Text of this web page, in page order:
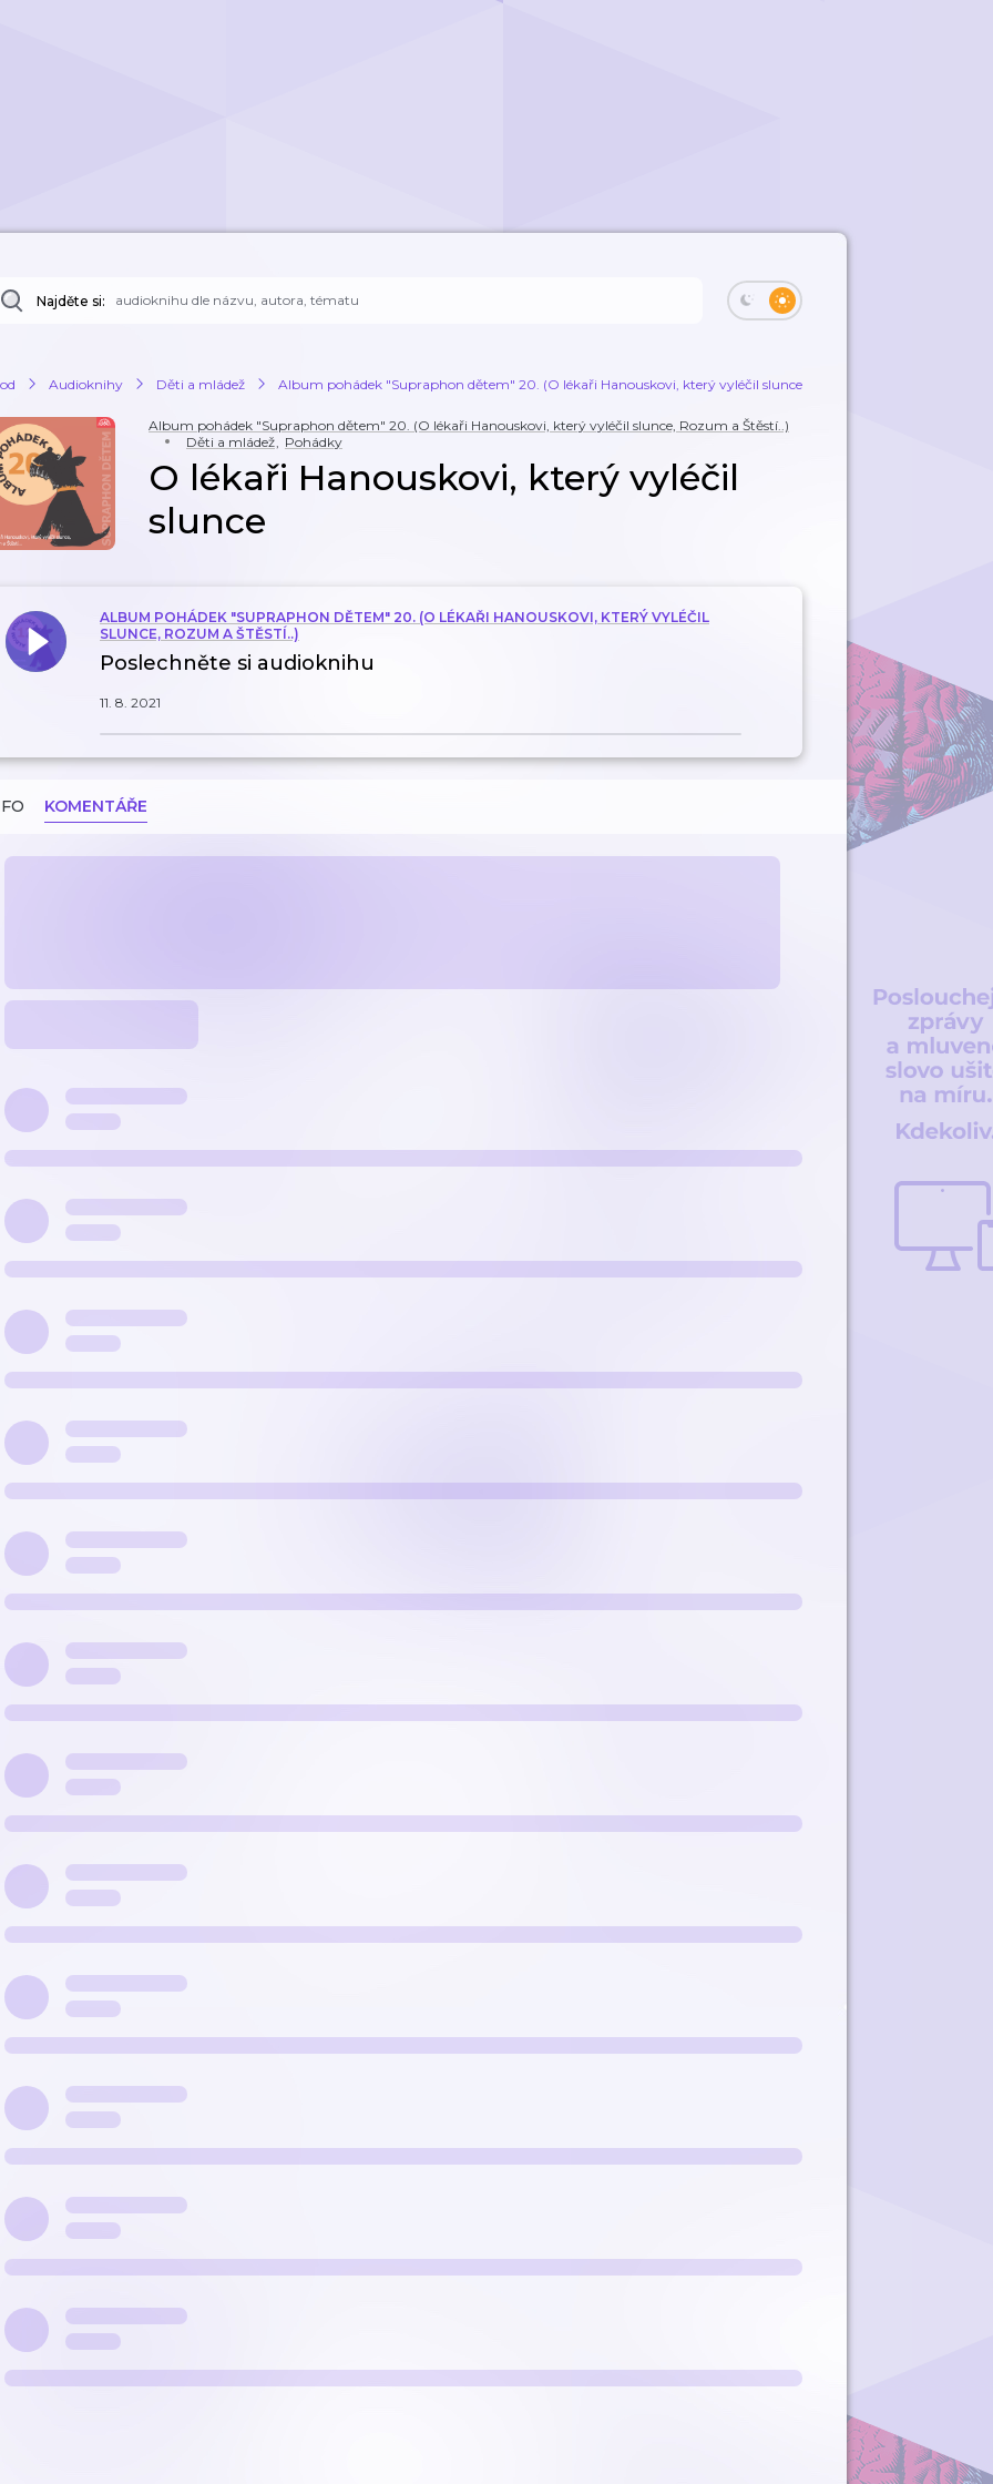
Najděte si:
Audioknihy Děti a mládež Album pohádek "Supraphon dětem" 20. (O lékaři Hanouskovi, který vyléčil slunce, Rozum a Štěstí..)
Album pohádek "Supraphon dětem" 20. (O lékaři Hanouskovi, který vyléčil slunce, Rozum a Štěstí..)
Děti a mládež, Pohádky
O lékaři Hanouskovi, který vyléčil
slunce
ALBUM POHÁDEK "SUPRAPHON DĚTEM" 20. (O LÉKAŘI HANOUSKOVI, KTERÝ VYLÉČIL
SLUNCE, ROZUM A ŠTĚSTÍ..)
Poslechněte si audioknihu
11. 8. 2021
KOMENTÁŘE